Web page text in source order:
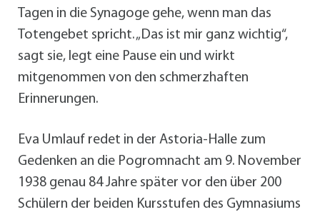
Tagen in die Synagoge gehe, wenn man das
Totengebet spricht. „Das ist mir ganz wichtig“,
sagt sie, legt eine Pause ein und wirkt
mitgenommen von den schmerzhaften
Erinnerungen.
Eva Umlauf redet in der Astoria-Halle zum
Gedenken an die Pogromnacht am 9. November
1938 genau 84 Jahre später vor den über 200
Schülern der beiden Kursstufen des Gymnasiums